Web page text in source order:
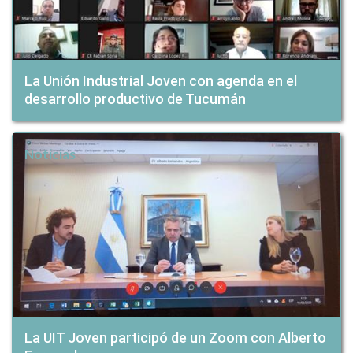
La Unión Industrial Joven con agenda en el
desarrollo productivo de Tucumán
Noticias
La UIT Joven participó de un Zoom con Alberto